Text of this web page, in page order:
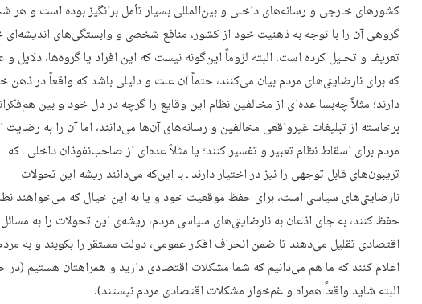
کشورهای خارجی و رسانه‌های داخلی و بین‌المللی بسیار تأمل برانگیز بوده است و
گروهیآن را با توجه به ذهنیت خود از کشور، منافع شخصی و وابستگی‌های اندیشه‌ای
تعریف و تحلیل کرده است. البته لزوماً این‌گونه نیست که این افراد یا گروه‌ها، دلایل و
که برای نارضایتی‌های مردم بیان می‌کنند، حتماً آن علت و دلیلی باشد که واقعاً در ذهن
دارند؛ مثلاً چه‌بسا عده‌ای از مخالفین نظام این وقایع را گرچه در دل خود و بین
برخاسته از تبلیغات غیرواقعی مخالفین و رسانه‌های آن‌ها می‌دانند، اما آن‌ را به رضایت
مردم برای اسقاط نظام تعبیر و تفسیر کنند؛ یا مثلاً عده‌ای از صاحب‌نفوذان داخلی ـ که
تریبون‌های قابل توجهی را نیز در اختیار دارند ـ با این‌که می‌دانند ریشه این تحولات
نارضایتی‌های سیاسی است، برای حفظ موقعیت خود و یا به این خیال که می‌خواهند
حفظ کنند، به جای اذعان به نارضایتی‌های سیاسی مردم، ریشه‌ی این تحولات را به
اقتصادی تقلیل می‌دهند تا ضمن انحراف افکار عمومی، دولت مستقر را بکوبند و به
اعلام کنند که ما هم می‌دانیم که شما مشکلات اقتصادی دارید و همراهتان هستیم (در
البته شاید واقعاً همراه و غم‌خوار مشکلات اقتصادی مردم نیستند).